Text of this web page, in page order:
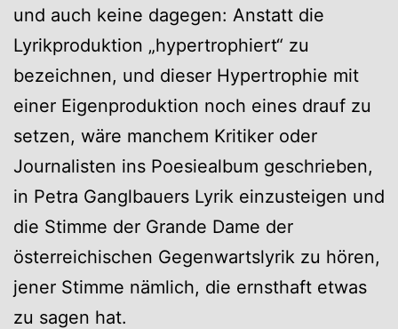
und auch keine dagegen: Anstatt die
Lyrikproduktion „hypertrophiert“ zu
bezeichnen, und dieser Hypertrophie mit
einer Eigenproduktion noch eines drauf zu
setzen, wäre manchem Kritiker oder
Journalisten ins Poesiealbum geschrieben,
in Petra Ganglbauers Lyrik einzusteigen und
die Stimme der Grande Dame der
österreichischen Gegenwartslyrik zu hören,
jener Stimme nämlich, die ernsthaft etwas
zu sagen hat.